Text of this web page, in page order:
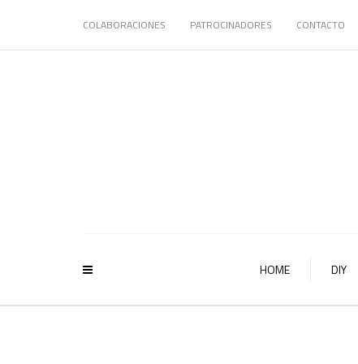
COLABORACIONES PATROCINADORES CONTACTO
HOME DIY